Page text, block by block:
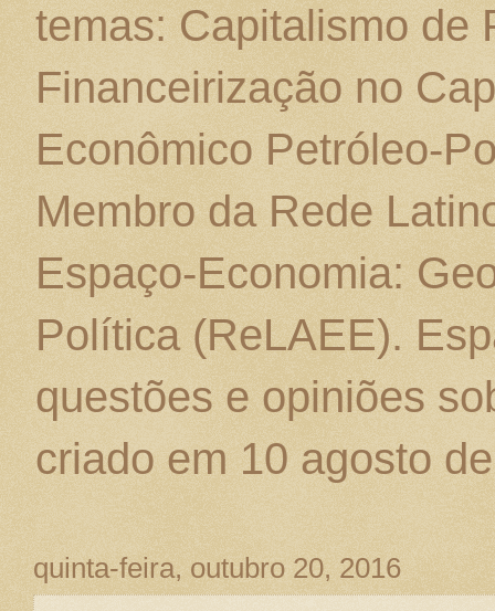
temas: Capitalismo de
Financeirização no
Econômico Petróleo-
Membro da Rede
Espaço-Economia:
Política (ReLAEE).
questões e opiniões
criado em 10 agosto
quinta-feira, outubro 20, 2016